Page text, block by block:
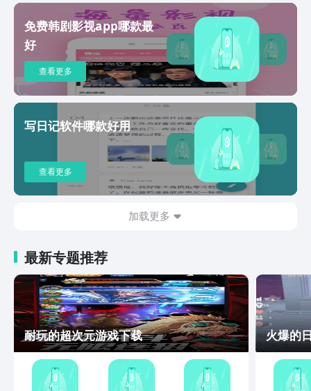
播24小时不间断现场直播，点歌互动，
与千万音乐爱好者同时互动，造就网络好
声音；10.个性化换肤主题色随着背景图
而改变，更有多款主题任君选择。
免费韩剧影视app哪款最
好
查看更多
写日记软件哪款好用
查看更多
加载更多
最新专题推荐
耐玩的超次元游戏下载 火爆的